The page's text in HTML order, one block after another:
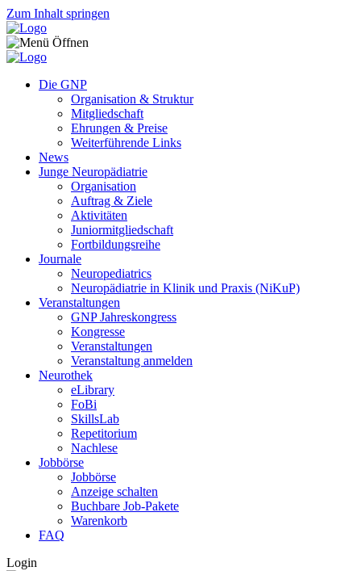
Zum Inhalt springen
Die GNP
Organisation & Struktur
Mitgliedschaft
Ehrungen & Preise
Weiterführende Links
News
Junge Neuropädiatrie
Organisation
Auftrag & Ziele
Aktivitäten
Juniormitgliedschaft
Fortbildungsreihe
Journale
Neuropediatrics
Neuropädiatrie in Klinik und Praxis (NiKuP)
Veranstaltungen
GNP Jahreskongress
Kongresse
Veranstaltungen
Veranstaltung anmelden
Neurothek
eLibrary
FoBi
SkillsLab
Repetitorium
Nachlese
Jobbörse
Jobbörse
Anzeige schalten
Buchbare Job-Pakete
Warenkorb
FAQ
Login